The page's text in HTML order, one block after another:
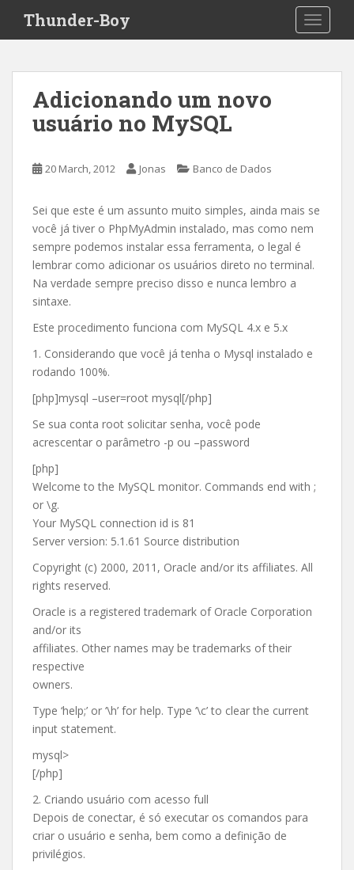
i
Thunder-Boy
Adicionando um novo
usuário no MySQL
20 March, 2012 Jonas Banco de Dados
Sei que este é um assunto muito simples, ainda mais se
você já tiver o PhpMyAdmin instalado, mas como nem
sempre podemos instalar essa ferramenta, o legal é
lembrar como adicionar os usuários direto no terminal.
Na verdade sempre preciso disso e nunca lembro a
sintaxe.
Este procedimento funciona com MySQL 4.x e 5.x
1. Considerando que você já tenha o Mysql instalado e
rodando 100%.
[php]mysql –user=root mysql[/php]
Se sua conta root solicitar senha, você pode
acrescentar o parâmetro -p ou –password
[php]
Welcome to the MySQL monitor. Commands end with ;
or \g.
Your MySQL connection id is 81
Server version: 5.1.61 Source distribution
Copyright (c) 2000, 2011, Oracle and/or its affiliates. All
rights reserved.
Oracle is a registered trademark of Oracle Corporation
and/or its
affiliates. Other names may be trademarks of their
respective
owners.
Type ‘help;’ or ‘\h’ for help. Type ‘\c’ to clear the current
input statement.
mysql>
[/php]
2. Criando usuário com acesso full
Depois de conectar, é só executar os comandos para
criar o usuário e senha, bem como a definição de
privilégios.